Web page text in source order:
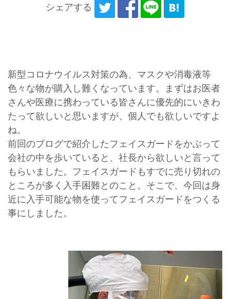
シェアする
新型コロナウイルス対策の為、マスクや消毒液等
色々な物が購入し難くなっています。まずはお医者
さんや医療に携わっている皆さんに優先的にいきわ
たって欲しいと思いますが、個人でも欲しいですよ
ね。
前回のブログで紹介したフェイスガードをかぶって
会社の中を歩いていると、社長から欲しいと言って
もらいました。フェイスガードもすでに売り切れの
ところが多く入手困難とのこと。そこで、今回は身
近に入手可能な物を使ってフェイスガードをつくる
事にしました。